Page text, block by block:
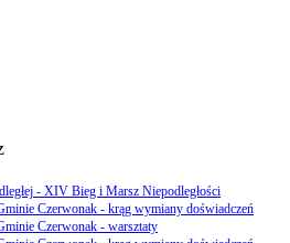
- XIV Bieg i Marsz Niepodległości
Czerwonak - krąg wymiany doświadczeń
Czerwonak - warsztaty